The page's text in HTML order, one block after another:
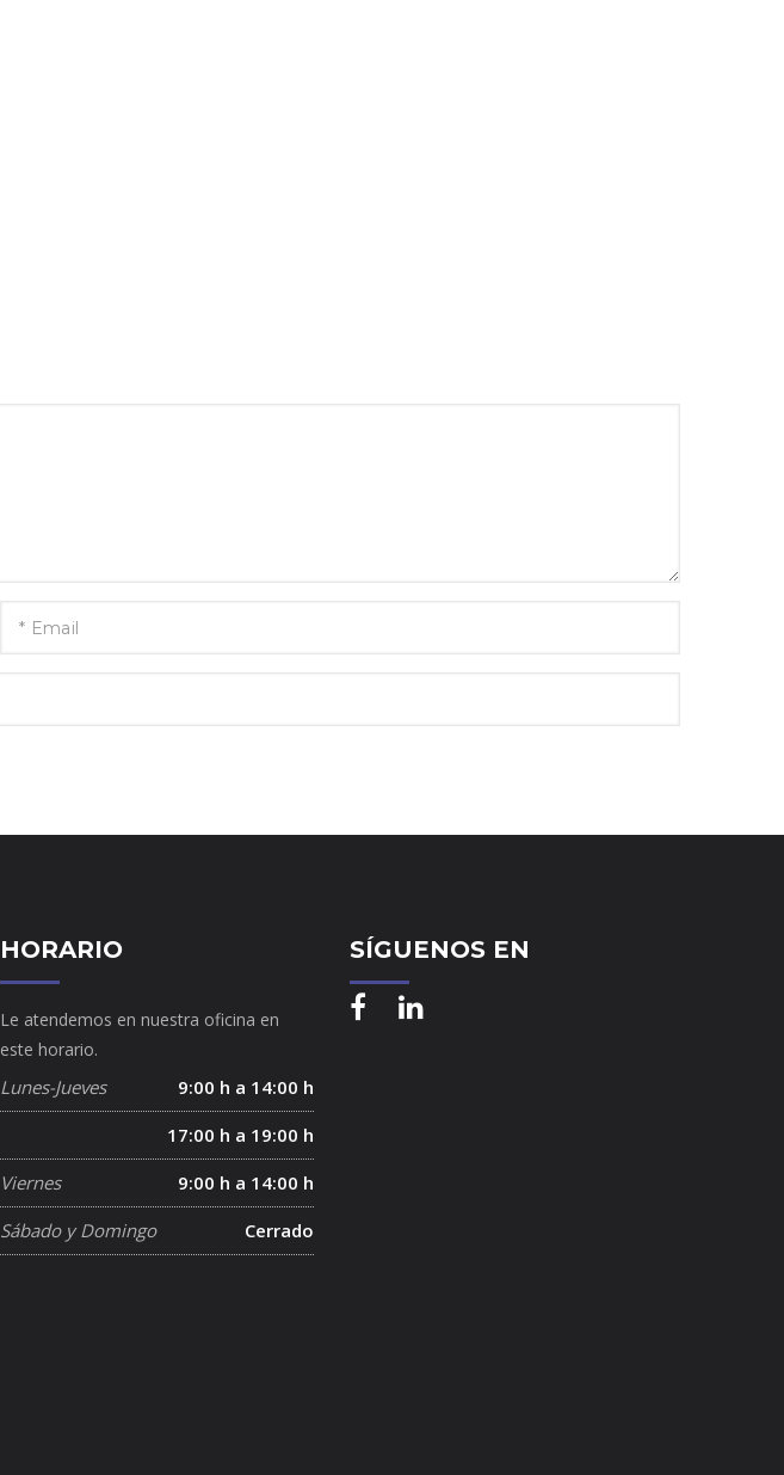
HORARIO
Le atendemos en nuestra oficina en
este horario.
Lunes-Jueves
9:00 h a 14:00 h
17:00 h a 19:00 h
Viernes
9:00 h a 14:00 h
Sábado y Domingo
Cerrado
SÍGUENOS EN